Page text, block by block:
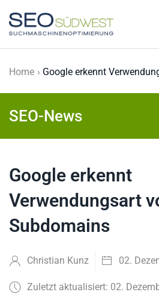
Skip to main content
Home Google erkennt
SEO-News
Google erkennt
Verwendungsart
Subdomains
Christian Kunz 02.
Zuletzt aktualisiert: 02.